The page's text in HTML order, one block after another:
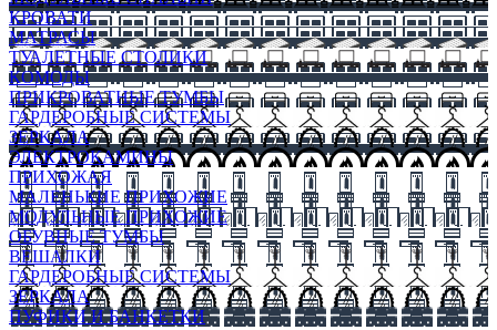
КРОВАТИ
МАТРАСЫ
ТУАЛЕТНЫЕ СТОЛИКИ
КОМОДЫ
ПРИКРОВАТНЫЕ ТУМБЫ
ГАРДЕРОБНЫЕ СИСТЕМЫ
ЗЕРКАЛА
ЭЛЕКТРОКАМИНЫ
ПРИХОЖАЯ
МАЛЕНЬКИЕ ПРИХОЖИЕ
МОДУЛЬНЫЕ ПРИХОЖИЕ
ОБУВНЫЕ ТУМБЫ
ВЕШАЛКИ
ГАРДЕРОБНЫЕ СИСТЕМЫ
ЗЕРКАЛА
ПУФИКИ И БАНКЕТКИ